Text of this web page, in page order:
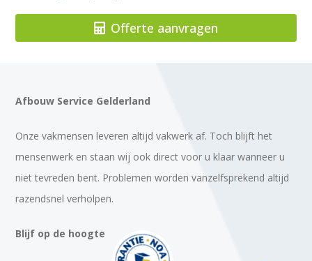
Offerte aanvragen
Afbouw Service Gelderland
Onze vakmensen leveren altijd vakwerk af. Toch blijft het
mensenwerk en staan wij ook direct voor u klaar wanneer u
niet tevreden bent. Problemen worden vanzelfsprekend altijd
razendsnel verholpen.
Blijf op de hoogte